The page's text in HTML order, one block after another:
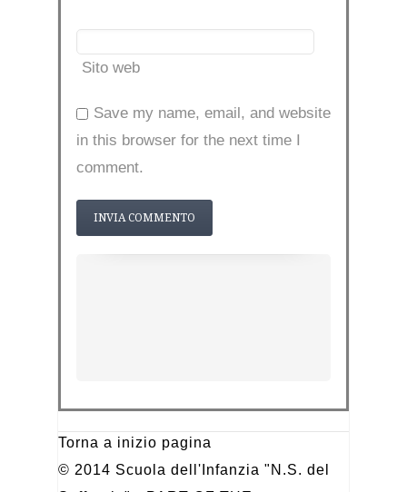
Sito web
Save my name, email, and website
in this browser for the next time I
comment.
Torna a inizio pagina
© 2014 Scuola dell'Infanzia "N.S. del